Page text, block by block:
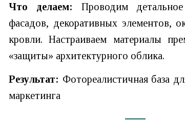
Что делаем: Проводим
фасадов, декоративных элементов,
кровли. Настраиваем материалы
«защиты» архитектурного облика.
Результат: Фотореалистичная база
маркетинга